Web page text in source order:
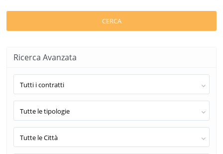
CERCA
Ricerca Avanzata
Tutti i contratti
Tutte le tipologie
Tutte le Città